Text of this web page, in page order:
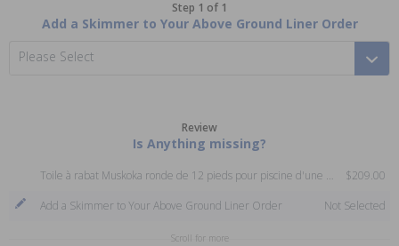
Step 1 of 1
Add a Skimmer to Your Above Ground Liner Order
Please Select
Review
Is Anything missing?
Toile à rabat Muskoka ronde de 12 pieds pour piscine d'une hauteur de 48, 52 ou 54 pouces
$209.00
Add a Skimmer to Your Above Ground Liner Order
Not Selected
Scroll for more